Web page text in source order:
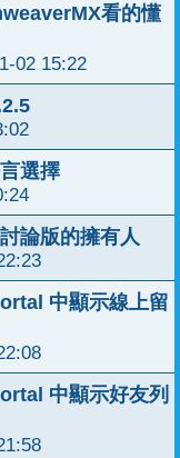
看的懂
02 15:22
選擇
論版的擁有人
中顯示線上留
中顯示好友列